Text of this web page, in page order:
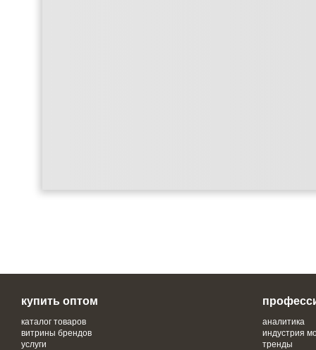
купить оптом
каталог товаров
витрины брендов
услуги
аналитика
индустрия
тренды